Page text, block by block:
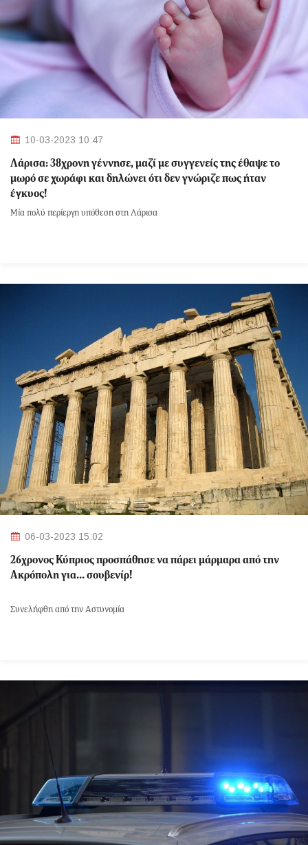
10-03-2023 10:47
Λάρισα: 38χρονη γέννησε, μαζί με συγγενείς της έθαψε το
μωρό σε χωράφι και δηλώνει ότι δεν γνώριζε πως ήταν
έγκυος!
Μία πολύ περίεργη υπόθεση στη Λάρισα
06-03-2023 15:02
26χρονος Κύπριος προσπάθησε να πάρει μάρμαρα από την
Ακρόπολη για... σουβενίρ!
Συνελήφθη από την Αστυνομία